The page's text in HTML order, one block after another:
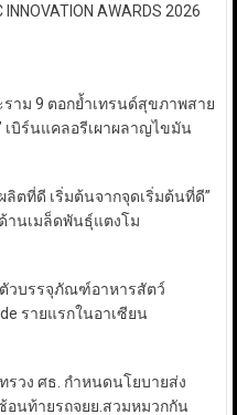
AWARDS 2026
ราม 9 ตอกย้ำเทรนด์สุขภาพสาย
เบิร์นแคลอรีเผาผลาญไขมัน
ลิตที่ดี เริ่มต้นจากจุดเริ่มต้นที่ดี”
านเมล็ดพันธุ์แตงโม
ตัวบรรจุภัณฑ์อาหารสัตว์
รายแรกในอาเซียน
รวง ศธ. กำหนดนโยบายส่ง
อนท้ายรถจยย.สวมหมวกกัน